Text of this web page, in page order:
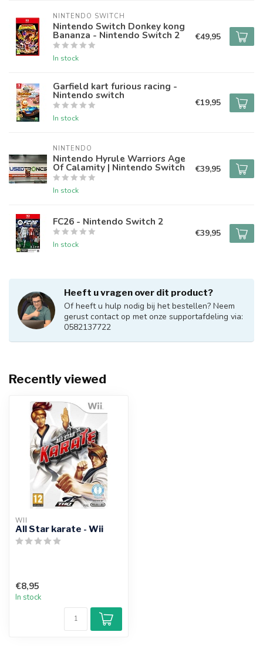
NINTENDO SWITCH
Nintendo Switch Donkey kong
Bananza - Nintendo Switch 2
In stock
€49,95
Garfield kart furious racing -
Nintendo switch
In stock
€19,95
NINTENDO
Nintendo Hyrule Warriors Age
Of Calamity | Nintendo Switch
In stock
€39,95
FC26 - Nintendo Switch 2
In stock
€39,95
Heeft u vragen over dit product?
Of heeft u hulp nodig bij het bestellen? Neem
gerust contact op met onze supportafdeling via:
0582137722
Recently viewed
WII
All Star karate - Wii
€8,95
In stock